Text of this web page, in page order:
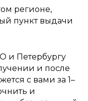
регионе,
пункт выдачи
и Петербургу
и после
с вами за 1–
и